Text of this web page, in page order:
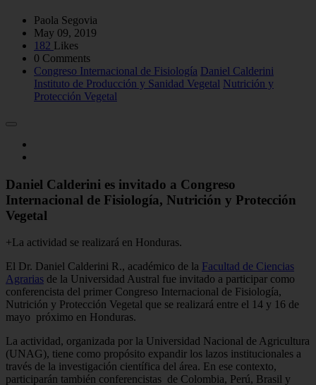
Paola Segovia
May 09, 2019
182 Likes
0 Comments
Congreso Internacional de Fisiología Daniel Calderini
Instituto de Producción y Sanidad Vegetal Nutrición y
Protección Vegetal
Daniel Calderini es invitado a Congreso
Internacional de Fisiología, Nutrición y Protección
Vegetal
+La actividad se realizará en Honduras.
El Dr. Daniel Calderini R., académico de la Facultad de Ciencias
Agrarias de la Universidad Austral fue invitado a participar como
conferencista del primer Congreso Internacional de Fisiología,
Nutrición y Protección Vegetal que se realizará entre el 14 y 16 de
mayo próximo en Honduras.
La actividad, organizada por la Universidad Nacional de Agricultura
(UNAG), tiene como propósito expandir los lazos institucionales a
través de la investigación científica del área. En ese contexto,
participarán también conferencistas de Colombia, Perú, Brasil y